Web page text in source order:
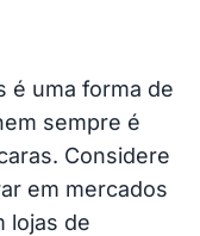
é uma forma de
sempre é
Considere
em mercados
lojas de